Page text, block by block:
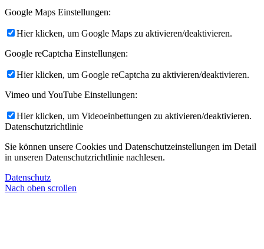
Google Maps Einstellungen:
Hier klicken, um Google Maps zu aktivieren/deaktivieren.
Google reCaptcha Einstellungen:
Hier klicken, um Google reCaptcha zu aktivieren/deaktivieren.
Vimeo und YouTube Einstellungen:
Hier klicken, um Videoeinbettungen zu aktivieren/deaktivieren.
Datenschutzrichtlinie
Sie können unsere Cookies und Datenschutzeinstellungen im Detail
in unseren Datenschutzrichtlinie nachlesen.
Datenschutz
Nach oben scrollen